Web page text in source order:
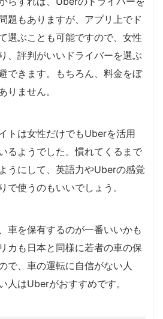
題もありますが、アプリ上でド
選ぶことも可能ですので、女性
、評判がいいドライバーを選ぶ
できます。もちろん、料金をぼ
りません。
トは女性だけでもUberを活用
るようでした。慣れてくるまで
うにして、英語力やUberの感覚
で使うのもいいでしょう。
車を保有するのが一番いいかも
カも日本と同様に若者の車の保
で、車の運転に自信がない人
人はUberがおすすめです。